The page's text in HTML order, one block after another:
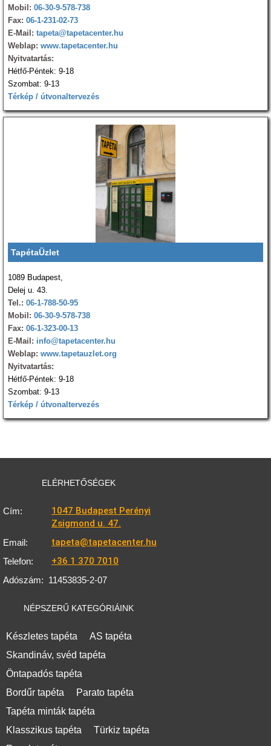
Mobil: 06-30-9-578-738
Fax: 06-1-231-02-73
E-Mail: tapeta@tapetacenter.hu
Weblap: www.tapetacenter.hu
Nyitvatartás:
Hétfő-Péntek: 9-18
Szombat: 9-13
Térkép / útvonaltervezés
TapétaÜzlet
1089 Budapest,
Delej u. 43.
Tel.: 06-1-788-50-95
Mobil: 06-30-9-578-738
Fax: 06-1-323-00-13
E-Mail: info@tapetacenter.hu
Weblap: www.tapetauzlet.org
Nyitvatartás:
Hétfő-Péntek: 9-18
Szombat: 9-13
Térkép / útvonaltervezés
ELÉRHETŐSÉGEK
Cím:
1047 Budapest Perényi
Zsigmond u. 47.
Email: tapeta@tapetacenter.hu
Telefon: +36 1 370 7010
Adószám: 11453835-2-07
NÉPSZERŰ KATEGÓRIÁINK
Készletes tapéta
AS tapéta
Skandináv, svéd tapéta
Öntapadós tapéta
Bordűr tapéta
Parato tapéta
Tapéta minták tapéta
Klasszikus tapéta
Türkiz tapéta